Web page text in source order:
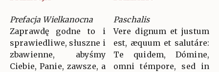
Prefacja Wielkanocna
Zaprawdę godne to i
sprawiedliwe, słuszne i
zbawienne, abyśmy
Ciebie, Panie, zawsze, a
Paschalis
Vere dignum et justum
est, æquum et salutáre:
Te quidem, Dómine,
omni témpore, sed in